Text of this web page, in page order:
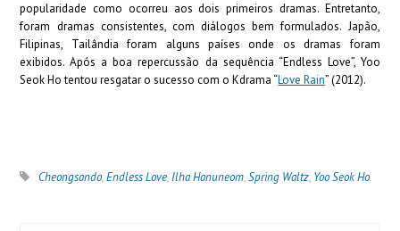
popularidade como ocorreu aos dois primeiros dramas. Entretanto,
foram dramas consistentes, com diálogos bem formulados. Japão,
Filipinas, Tailândia foram alguns países onde os dramas foram
exibidos. Após a boa repercussão da sequência “Endless Love”, Yoo
Seok Ho tentou resgatar o sucesso com o Kdrama “Love Rain” (2012).
Cheongsando,Endless Love, Ilha Hanuneom,Spring Waltz, Yoo Seok Ho